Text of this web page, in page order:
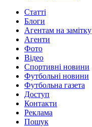
Статті
Блоги
Агентам на замітку
Агенти
Фото
Відео
Спортивні новини
Футбольні новини
Футбольна газета
Доступ
Контакти
Реклама
Пошук